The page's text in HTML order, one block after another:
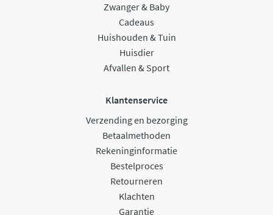
Zwanger & Baby
Cadeaus
Huishouden & Tuin
Huisdier
Afvallen & Sport
Klantenservice
Verzending en bezorging
Betaalmethoden
Rekeninginformatie
Bestelproces
Retourneren
Klachten
Garantie